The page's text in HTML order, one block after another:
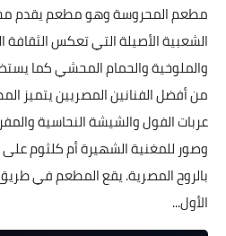
مطعم المحروسة وهو مطعم يقدم
الشعبية الأصيلة التي تعكس
والملوخية والحمام المحشي كما
من أفضل الفنانين المصريين يتميز
عربات الفول والشيشة النحاسية
وصور للمغنية الشهيرة أم كلثوم
بالروح المصرية. يقع المطعم في طريق
الأول...